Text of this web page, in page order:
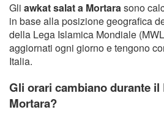
Gli awkat salat a Mortarasono
in base alla posizione geografica
della Lega Islamica Mondiale
aggiornati ogni giorno e tengono
Italia.
Gli orari cambiano durante il
Mortara?